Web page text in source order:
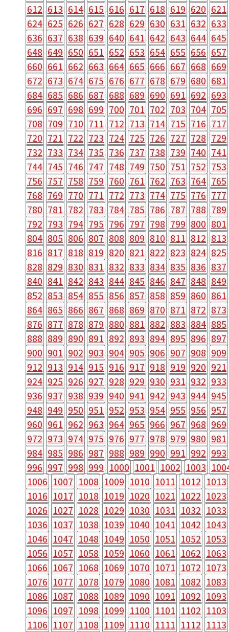
612 613 614 615 616 617 618 619 620 621
624 625 626 627 628 629 630 631 632 633
636 637 638 639 640 641 642 643 644 645
648 649 650 651 652 653 654 655 656 657
660 661 662 663 664 665 666 667 668 669
672 673 674 675 676 677 678 679 680 681
684 685 686 687 688 689 690 691 692 693
696 697 698 699 700 701 702 703 704 705
708 709 710 711 712 713 714 715 716 717
720 721 722 723 724 725 726 727 728 729
732 733 734 735 736 737 738 739 740 741
744 745 746 747 748 749 750 751 752 753
756 757 758 759 760 761 762 763 764 765
768 769 770 771 772 773 774 775 776 777
780 781 782 783 784 785 786 787 788 789
792 793 794 795 796 797 798 799 800 801
804 805 806 807 808 809 810 811 812 813
816 817 818 819 820 821 822 823 824 825
828 829 830 831 832 833 834 835 836 837
840 841 842 843 844 845 846 847 848 849
852 853 854 855 856 857 858 859 860 861
864 865 866 867 868 869 870 871 872 873
876 877 878 879 880 881 882 883 884 885
888 889 890 891 892 893 894 895 896 897
900 901 902 903 904 905 906 907 908 909
912 913 914 915 916 917 918 919 920 921
924 925 926 927 928 929 930 931 932 933
936 937 938 939 940 941 942 943 944 945
948 949 950 951 952 953 954 955 956 957
960 961 962 963 964 965 966 967 968 969
972 973 974 975 976 977 978 979 980 981
984 985 986 987 988 989 990 991 992 993
996 997 998 999 1000 1001 1002 1003
1006 1007 1008 1009 1010 1011 1012 1013
1016 1017 1018 1019 1020 1021 1022 1023
1026 1027 1028 1029 1030 1031 1032 1033
1036 1037 1038 1039 1040 1041 1042 1043
1046 1047 1048 1049 1050 1051 1052 1053
1056 1057 1058 1059 1060 1061 1062 1063
1066 1067 1068 1069 1070 1071 1072 1073
1076 1077 1078 1079 1080 1081 1082 1083
1086 1087 1088 1089 1090 1091 1092 1093
1096 1097 1098 1099 1100 1101 1102 1103
1106 1107 1108 1109 1110 1111 1112 1113